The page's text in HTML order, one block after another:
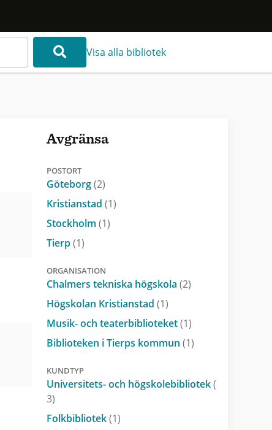
Visa alla bibliotek
Avgränsa
POSTORT
Göteborg(2)
Kristianstad (1)
Stockholm (1)
Tierp(1)
ORGANISATION
Chalmers tekniska högskola (2)
Högskolan Kristianstad (1)
Musik- och teaterbiblioteket(1)
Biblioteken i Tierps kommun (1)
KUNDTYP
Universitets- och högskolebibliotek(
3)
Folkbibliotek(1)